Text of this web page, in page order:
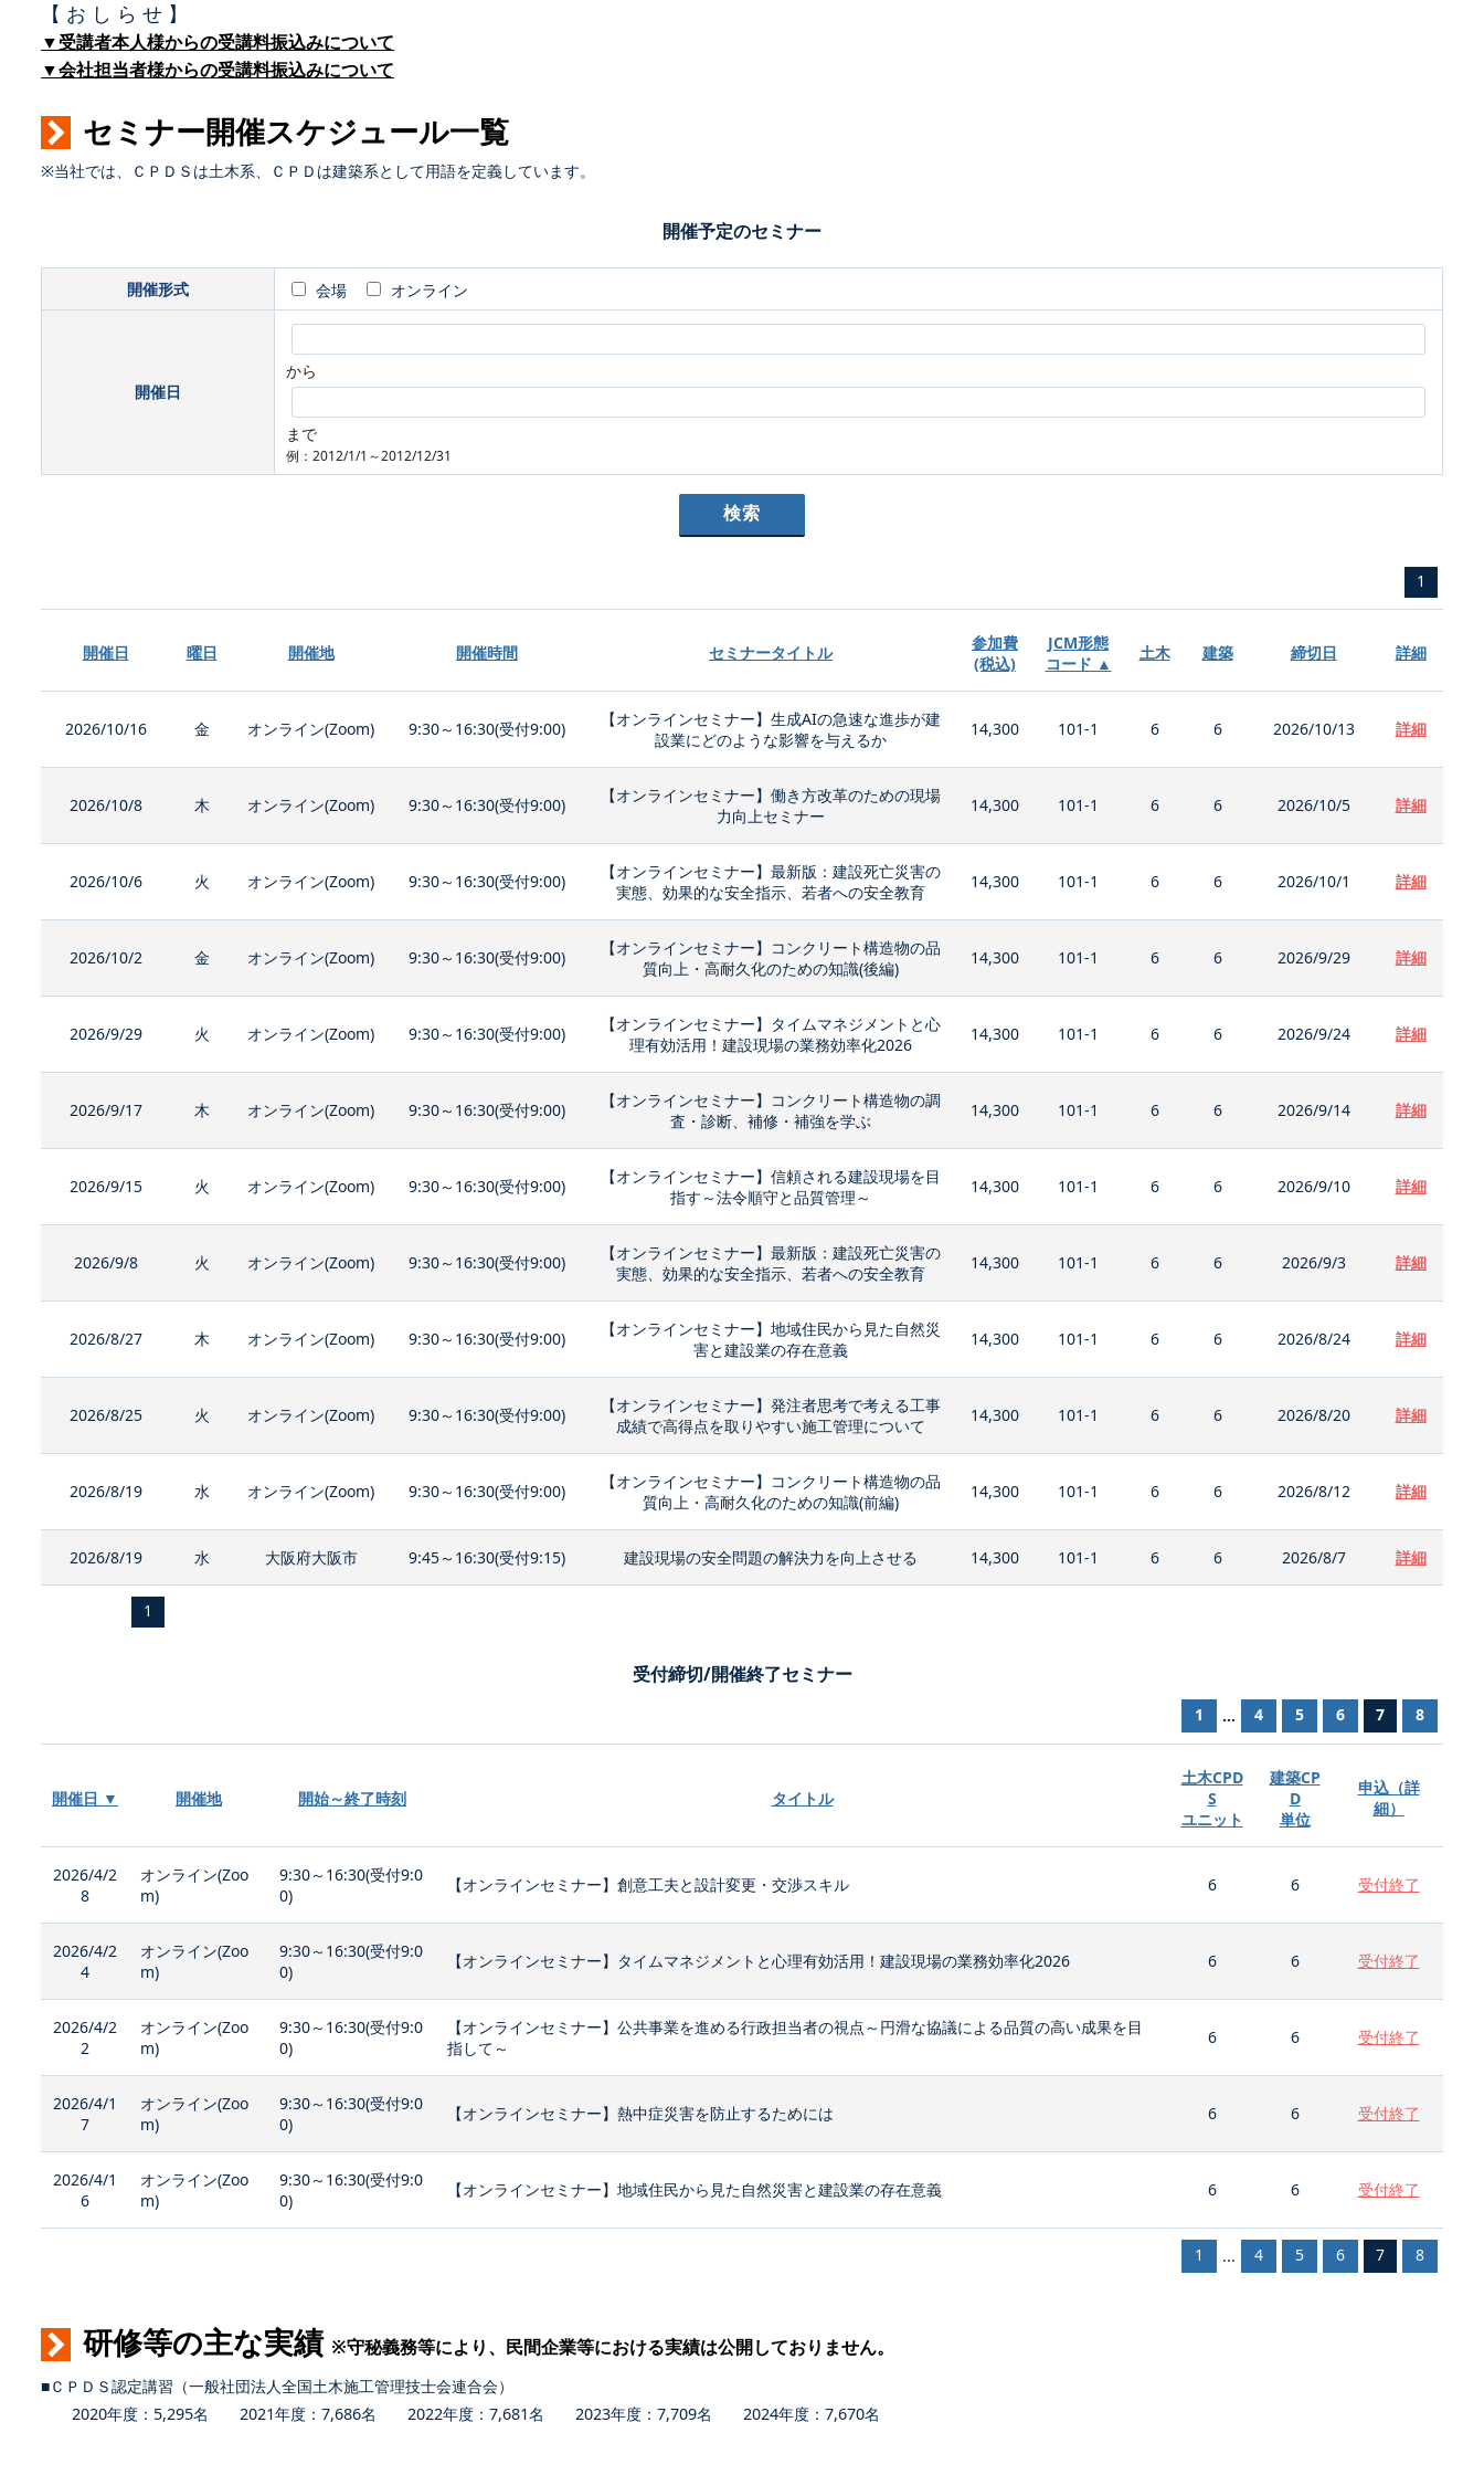
【 お し ら せ 】
▼受講者本人様からの受講料振込みについて
▼会社担当者様からの受講料振込みについて
セミナー開催スケジュール一覧
※当社では、ＣＰＤＳは土木系、ＣＰＤは建築系として用語を定義しています。
開催予定のセミナー
開催形式 会場 オンライン
開催日
から
まで
例：2012/1/1～2012/12/31
1
開催日 曜日 開催地 開催時間 セミナータイトル
参加費
(税込)
JCM形態
コード ▲
土木 建築 締切日 詳細
2026/10/16 金 オンライン(Zoom) 9:30～16:30(受付9:00)
【オンラインセミナー】生成AIの急速な進歩が建
設業にどのような影響を与えるか
14,300 101-1 6 6 2026/10/13 詳細
2026/10/8 木 オンライン(Zoom) 9:30～16:30(受付9:00)
【オンラインセミナー】働き方改革のための現場
力向上セミナー
14,300 101-1 6 6 2026/10/5 詳細
2026/10/6 火 オンライン(Zoom) 9:30～16:30(受付9:00)
【オンラインセミナー】最新版：建設死亡災害の
実態、効果的な安全指示、若者への安全教育
14,300 101-1 6 6 2026/10/1 詳細
2026/10/2 金 オンライン(Zoom) 9:30～16:30(受付9:00)
【オンラインセミナー】コンクリート構造物の品
質向上・高耐久化のための知識(後編)
14,300 101-1 6 6 2026/9/29 詳細
2026/9/29 火 オンライン(Zoom) 9:30～16:30(受付9:00)
【オンラインセミナー】タイムマネジメントと心
理有効活用！建設現場の業務効率化2026
14,300 101-1 6 6 2026/9/24 詳細
2026/9/17 木 オンライン(Zoom) 9:30～16:30(受付9:00)
【オンラインセミナー】コンクリート構造物の調
査・診断、補修・補強を学ぶ
14,300 101-1 6 6 2026/9/14 詳細
2026/9/15 火 オンライン(Zoom) 9:30～16:30(受付9:00)
【オンラインセミナー】信頼される建設現場を目
指す～法令順守と品質管理～
14,300 101-1 6 6 2026/9/10 詳細
2026/9/8 火 オンライン(Zoom) 9:30～16:30(受付9:00)
【オンラインセミナー】最新版：建設死亡災害の
実態、効果的な安全指示、若者への安全教育
14,300 101-1 6 6 2026/9/3 詳細
2026/8/27 木 オンライン(Zoom) 9:30～16:30(受付9:00)
【オンラインセミナー】地域住民から見た自然災
害と建設業の存在意義
14,300 101-1 6 6 2026/8/24 詳細
2026/8/25 火 オンライン(Zoom) 9:30～16:30(受付9:00)
【オンラインセミナー】発注者思考で考える工事
成績で高得点を取りやすい施工管理について
14,300 101-1 6 6 2026/8/20 詳細
2026/8/19 水 オンライン(Zoom) 9:30～16:30(受付9:00)
【オンラインセミナー】コンクリート構造物の品
質向上・高耐久化のための知識(前編)
14,300 101-1 6 6 2026/8/12 詳細
2026/8/19 水 大阪府大阪市 9:45～16:30(受付9:15) 建設現場の安全問題の解決力を向上させる 14,300 101-1 6 6 2026/8/7 詳細
1
受付締切/開催終了セミナー
1 ... 4 5 6 7 8
開催日 ▼ 開催地 開始～終了時刻 タイトル
土木CPD
S
ユニット
建築CP
D
単位
申込（詳
細）
2026/4/2
8
オンライン(Zoo
m)
9:30～16:30(受付9:0
0)
【オンラインセミナー】創意工夫と設計変更・交渉スキル 6 6 受付終了
2026/4/2
4
オンライン(Zoo
m)
9:30～16:30(受付9:0
0)
【オンラインセミナー】タイムマネジメントと心理有効活用！建設現場の業務効率化2026 6 6 受付終了
2026/4/2
2
オンライン(Zoo
m)
9:30～16:30(受付9:0
0)
【オンラインセミナー】公共事業を進める行政担当者の視点～円滑な協議による品質の高い成果を目
指して～
6 6 受付終了
2026/4/1
7
オンライン(Zoo
m)
9:30～16:30(受付9:0
0)
【オンラインセミナー】熱中症災害を防止するためには 6 6 受付終了
2026/4/1
6
オンライン(Zoo
m)
9:30～16:30(受付9:0
0)
【オンラインセミナー】地域住民から見た自然災害と建設業の存在意義 6 6 受付終了
1 ... 4 5 6 7 8
研修等の主な実績 ※守秘義務等により、民間企業等における実績は公開しておりません。
■ＣＰＤＳ認定講習（一般社団法人全国土木施工管理技士会連合会）
2020年度：5,295名 2021年度：7,686名 2022年度：7,681名 2023年度：7,709名 2024年度：7,670名